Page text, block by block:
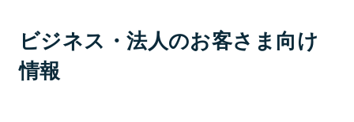
ビジネス・法人のお客さま向け
情報